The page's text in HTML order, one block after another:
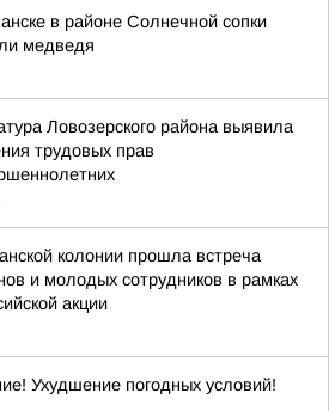
в районе Солнечной сопки
медведя
Ловозерского района выявила
трудовых прав
колонии прошла встреча
и молодых сотрудников в рамках
акции
Ухудшение погодных условий!